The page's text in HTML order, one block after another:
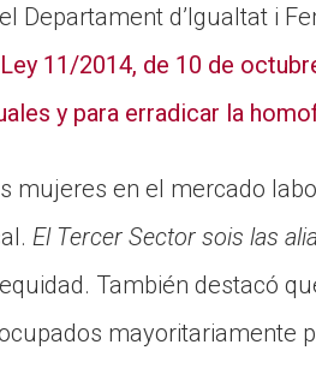
d’Igualtat i
Ley 11/2014, de 10 de
y para erradicar la
mujeres en el mercado
El Tercer Sector sois las
También destacó
mayoritariamente